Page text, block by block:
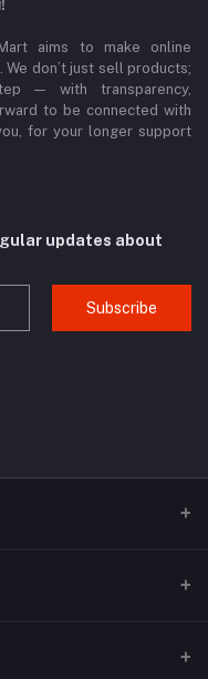
aims to make online
don’t just sell products;
— with transparency,
to be connected with
for your longer support
updates about
Subscribe